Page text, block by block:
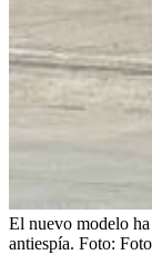
El nuevo modelo
antiespía. Foto: